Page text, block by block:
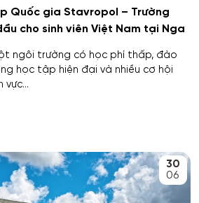
bay
luật
xã hội
và kiểm soát không lưu
Quốc gia Stavropol – Trường
cho sinh viên Việt Nam tại Nga
ngôi trường có học phí thấp, đào
học tập hiện đại và nhiều cơ hội
vực...
30
06